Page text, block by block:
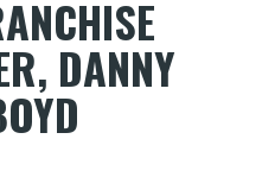
DANNY